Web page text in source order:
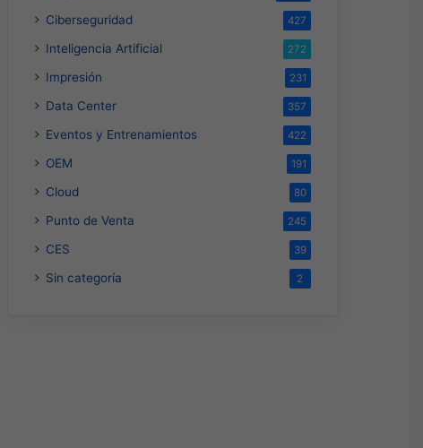
Ciberseguridad 427
Inteligencia Artificial 272
Impresión 231
Data Center 357
Eventos y Entrenamientos 422
OEM 191
Cloud 80
Punto de Venta 245
CES 39
Sin categoría 2